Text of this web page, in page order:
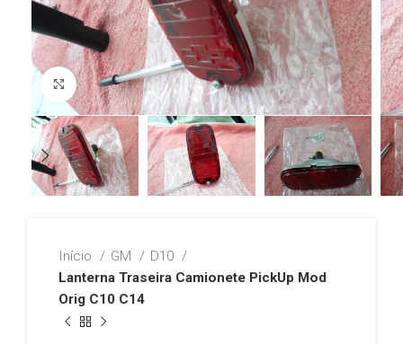
Click to enlarge
Início GM
D10
Lanterna Traseira Camionete PickUp Mod
Orig C10 C14